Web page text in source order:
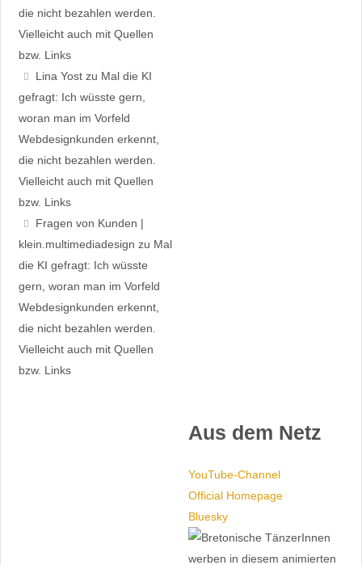
die nicht bezahlen werden.
Vielleicht auch mit Quellen
bzw. Links
Lina Yost zu Mal die KI
gefragt: Ich wüsste gern,
woran man im Vorfeld
Webdesignkunden erkennt,
die nicht bezahlen werden.
Vielleicht auch mit Quellen
bzw. Links
Fragen von Kunden |
klein.multimedia­design zu Mal
die KI gefragt: Ich wüsste
gern, woran man im Vorfeld
Webdesignkunden erkennt,
die nicht bezahlen werden.
Vielleicht auch mit Quellen
bzw. Links
Aus dem Netz
YouTube-Channel
Official Homepage
Bluesky